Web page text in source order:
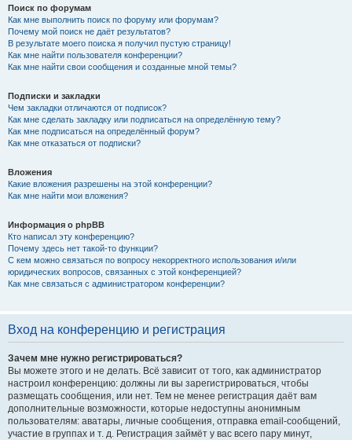
Поиск по форумам
Как мне выполнить поиск по форуму или форумам?
Почему мой поиск не даёт результатов?
В результате моего поиска я получил пустую страницу!
Как мне найти пользователя конференции?
Как мне найти свои сообщения и созданные мной темы?
Подписки и закладки
Чем закладки отличаются от подписок?
Как мне сделать закладку или подписаться на определённую тему?
Как мне подписаться на определённый форум?
Как мне отказаться от подписки?
Вложения
Какие вложения разрешены на этой конференции?
Как мне найти мои вложения?
Информация о phpBB
Кто написал эту конференцию?
Почему здесь нет такой-то функции?
С кем можно связаться по вопросу некорректного использования и/или
юридических вопросов, связанных с этой конференцией?
Как мне связаться с администратором конференции?
Вход на конференцию и регистрация
Зачем мне нужно регистрироваться?
Вы можете этого и не делать. Всё зависит от того, как администратор
настроил конференцию: должны ли вы зарегистрироваться, чтобы
размещать сообщения, или нет. Тем не менее регистрация даёт вам
дополнительные возможности, которые недоступны анонимным
пользователям: аватары, личные сообщения, отправка email-сообщений,
участие в группах и т. д. Регистрация займёт у вас всего пару минут,